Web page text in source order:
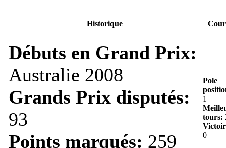
Historique
Débuts en Grand Prix:
Australie 2008
Grands Prix disputés:
93
Points marqués: 259
Pole
1
tours:
0